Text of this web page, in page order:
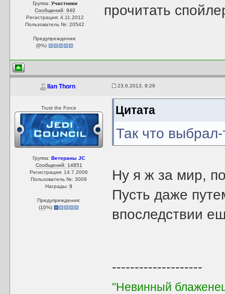
Группа: Участники
Сообщений: 940
Регистрация: 4.11.2012
Пользователь №: 20542
Предупреждения:
(0%)
прочитать
Ilan Thorn 23.6.2013, 9:29
Trust the Force
Группа:Ветераны JC
Сообщений: 14851
Регистрация: 14.7.2006
Пользователь №: 3009
Награды:9
Предупреждения:
(10%)
Цитата
Так что
Ну я ж за мир,
Пусть даже
впоследствии
--------------------
"Невинный